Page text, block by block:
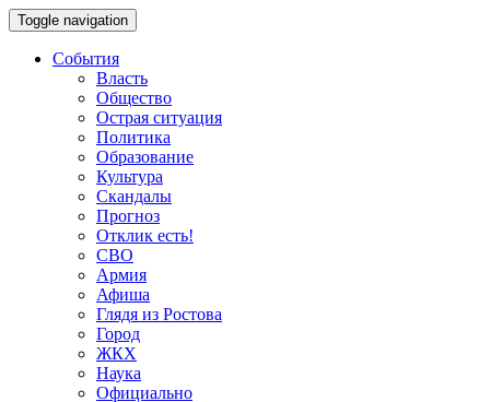
Toggle navigation
События
Власть
Общество
Острая ситуация
Политика
Образование
Культура
Скандалы
Прогноз
Отклик есть!
СВО
Армия
Афиша
Глядя из Ростова
Город
ЖКХ
Наука
Официально